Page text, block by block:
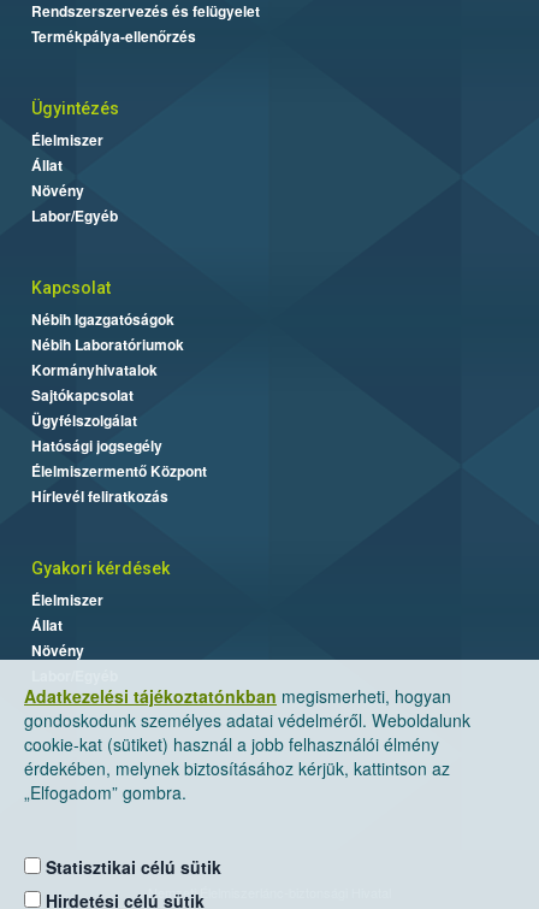
Adatkezelési tájékoztatónkban megismerheti, hogyan
gondoskodunk személyes adatai védelméről. Weboldalunk
cookie-kat (sütiket) használ a jobb felhasználói élmény
érdekében, melynek biztosításához kérjük, kattintson az
„Elfogadom” gombra.
Statisztikai célú sütik
Hirdetési célú sütik
Rendszerszervezés és felügyelet
Termékpálya-ellenőrzés
Ügyintézés
Élelmiszer
Állat
Növény
Labor/Egyéb
Kapcsolat
Nébih Igazgatóságok
Nébih Laboratóriumok
Kormányhivatalok
Sajtókapcsolat
Ügyfélszolgálat
Hatósági jogsegély
Élelmiszermentő Központ
Hírlevél feliratkozás
Gyakori kérdések
Élelmiszer
Állat
Növény
Nemzeti Élelmiszerlánc-biztonsági Hivatal